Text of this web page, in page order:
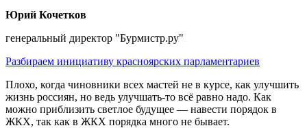
Юрий Кочетков
генеральный директор "Бурмистр.ру"
Разбираем инициативу красноярских парламентариев
Плохо, когда чиновники всех мастей не в курсе, как улучшить
жизнь россиян, но ведь улучшать‑то всё равно надо. Как
можно приблизить светлое будущее — навести порядок в
ЖКХ, так как в ЖКХ порядка много не бывает.